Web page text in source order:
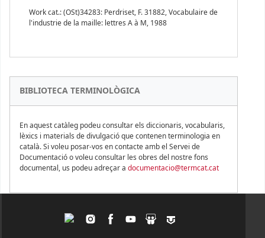
BIBLIOTECA TERMINOLÒGICA
En aquest catàleg podeu consultar els diccionaris, vocabularis,
lèxics i materials de divulgació que contenen terminologia en
català. Si voleu posar-vos en contacte amb el Servei de
Documentació o voleu consultar les obres del nostre fons
documental, us podeu adreçar a documentacio@termcat.cat
Work cat.: (OSt)34283: Perdriset, F. 31882, Vocabulaire de
l'industrie de la maille: lettres A à M, 1988